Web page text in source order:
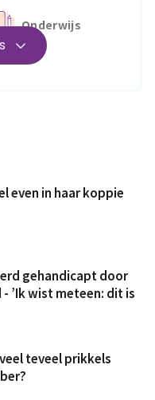
Onderwijs
Wonen
even in haar koppie
gehandicapt door
’Ik wist meteen: dit is
teveel prikkels